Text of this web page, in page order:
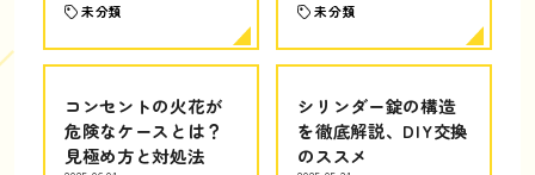
未分類 未分類
コンセントの火花が
危険なケースとは？
見極め方と対処法
シリンダー錠の構造
を徹底解説、DIY交換
のススメ